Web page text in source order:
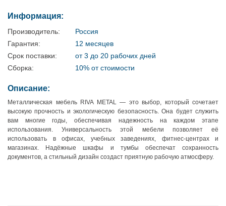
Информация:
Производитель:
Россия
Гарантия:
12 месяцев
Срок поставки:
от 3 до 20 рабочих дней
Сборка:
10% от стоимости
Описание:
Металлическая мебель RIVA METAL — это выбор, который сочетает
высокую прочность и экологическую безопасность. Она будет служить
вам многие годы, обеспечивая надежность на каждом этапе
использования. Универсальность этой мебели позволяет её
использовать в офисах, учебных заведениях, фитнес-центрах и
магазинах. Надёжные шкафы и тумбы обеспечат сохранность
документов, а стильный дизайн создаст приятную рабочую атмосферу.